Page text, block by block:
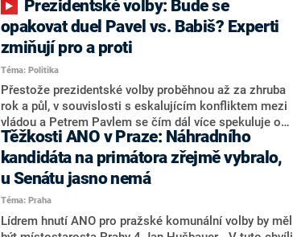
ministryně spravedlnosti ODS Eva Decroix. V
rozhovoru pro CNN Prima NEWS si nebrala servítky
ohledně politického výkonu svého nástupce Jeronýma
Tejce (za ANO) či vládní zmocněnkyně pro lidská
práva Taťány Malé (ANO). Označením „svoloč“ na
adresu vlády prý byla ještě hodná. Decroix se také
vrátila k volební porážce koalice Spolu či promluvila o
hnutí Naše Česko Martina Kuby.
opakovat duel Pavel vs. Babiš? Experti
zmiňují pro a proti
Téma: Politika
Přestože prezidentské volby proběhnou až za zhruba
rok a půl, v souvislosti s eskalujícím konfliktem mezi
vládou a Petrem Pavlem se čím dál více spekuluje o
tom, koho by do bitvy o Hrad mohla vyslat současná
koalice. Někteří političtí komentátoři znovu vytahují
jméno premiéra Andreje Babiše (ANO). Jak moc je
pravděpodobné, že se v prezidentských volbách 2028
bude znovu opakovat souboj z roku 2023?
Těžkosti ANO v Praze: Náhradního
kandidáta na primátora zřejmě vybralo,
u Senátu jasno nemá
Téma: Praha
Lídrem hnutí ANO pro pražské komunální volby by měl